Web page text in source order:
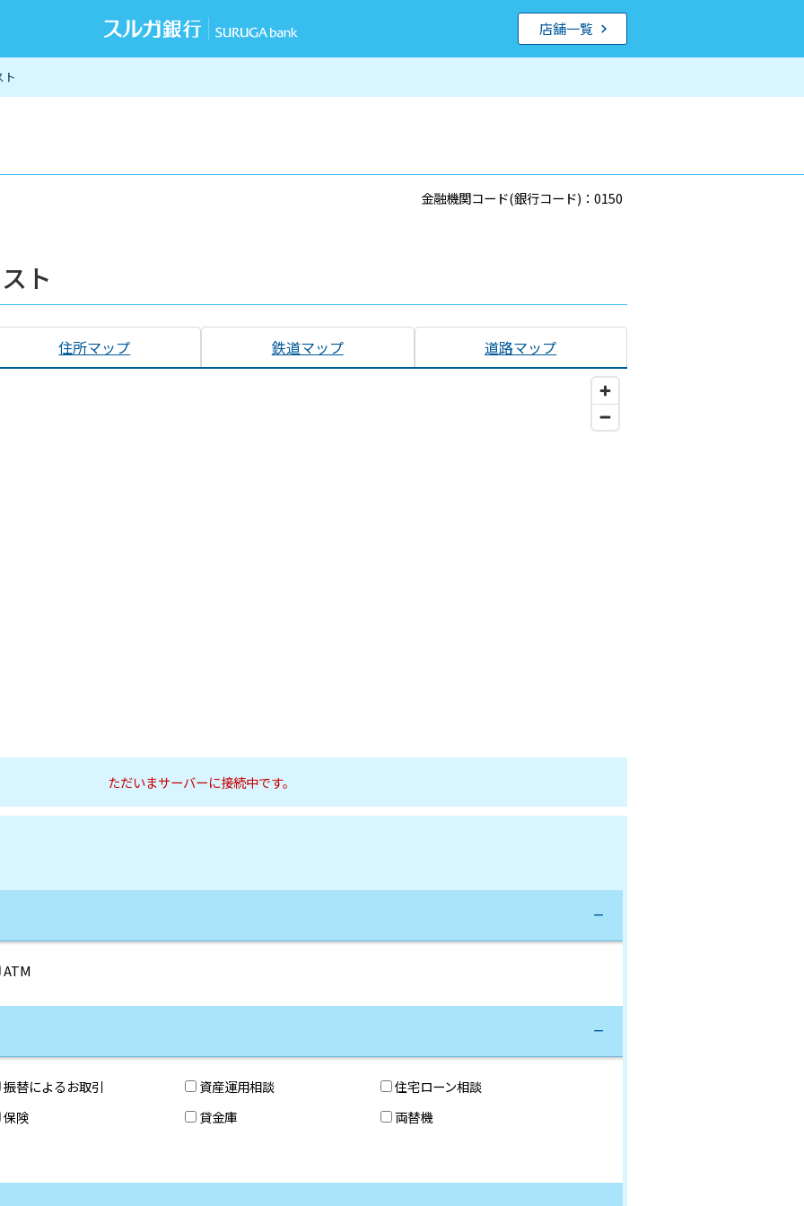
ト
店舗一覧
金融機関コード(銀行コード)：0150
ト
住所マップ 鉄道マップ 道路マップ
ただいまサーバーに接続中です。
ATM
振替によるお取引 資産運用相談
住宅ローン相談
保険 貸金庫
両替機